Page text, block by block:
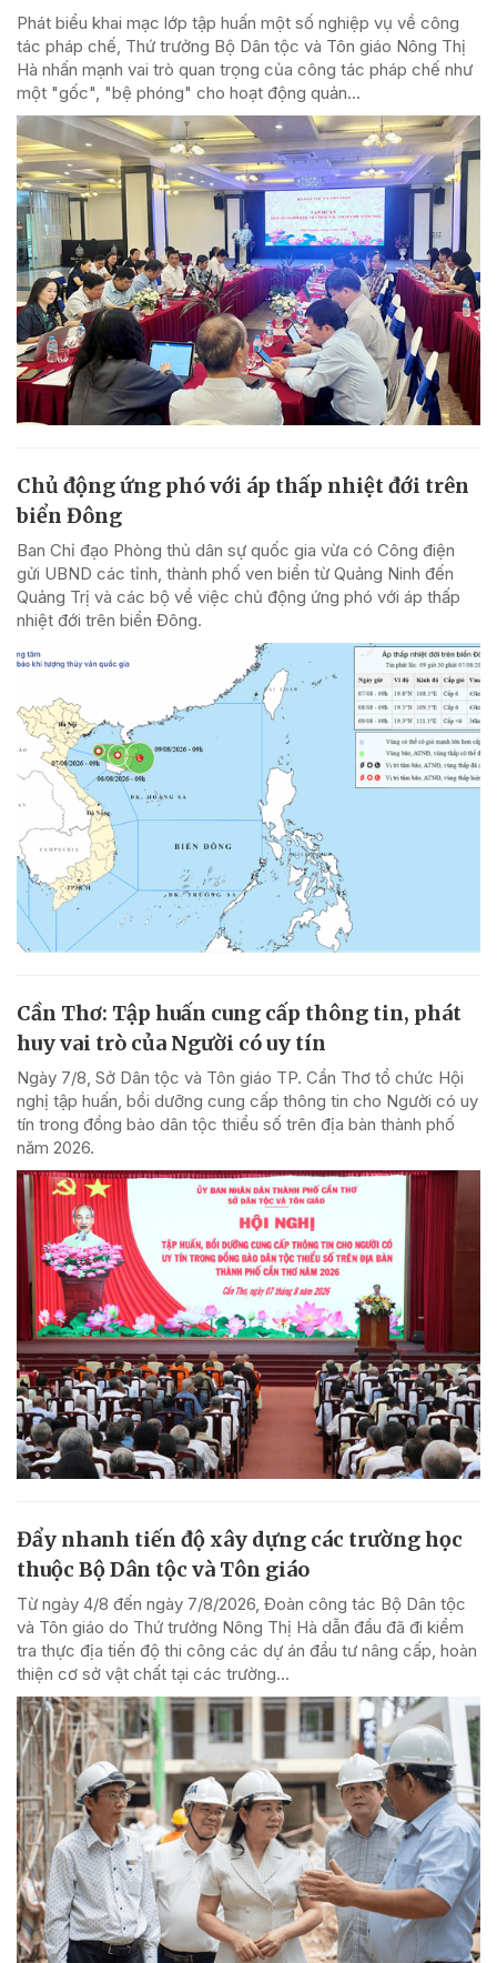
Phát biểu khai mạc lớp tập huấn một số nghiệp vụ về công
tác pháp chế, Thứ trưởng Bộ Dân tộc và Tôn giáo Nông Thị
Hà nhấn mạnh vai trò quan trọng của công tác pháp chế như
một "gốc", "bệ phóng" cho hoạt động quản...
Chủ động ứng phó với áp thấp nhiệt đới trên
biển Đông
Ban Chỉ đạo Phòng thủ dân sự quốc gia vừa có Công điện
gửi UBND các tỉnh, thành phố ven biển từ Quảng Ninh đến
Quảng Trị và các bộ về việc chủ động ứng phó với áp thấp
nhiệt đới trên biển Đông.
Cần Thơ: Tập huấn cung cấp thông tin, phát
huy vai trò của Người có uy tín
Ngày 7/8, Sở Dân tộc và Tôn giáo TP. Cần Thơ tổ chức Hội
nghị tập huấn, bồi dưỡng cung cấp thông tin cho Người có uy
tín trong đồng bào dân tộc thiểu số trên địa bàn thành phố
năm 2026.
Đẩy nhanh tiến độ xây dựng các trường học
thuộc Bộ Dân tộc và Tôn giáo
Từ ngày 4/8 đến ngày 7/8/2026, Đoàn công tác Bộ Dân tộc
và Tôn giáo do Thứ trưởng Nông Thị Hà dẫn đầu đã đi kiểm
tra thực địa tiến độ thi công các dự án đầu tư nâng cấp, hoàn
thiện cơ sở vật chất tại các trường...